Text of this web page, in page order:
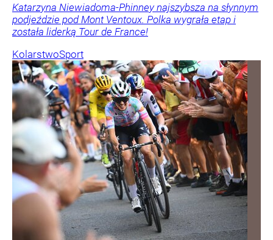
Katarzyna Niewiadoma-Phinney najszybsza na słynnym
podjeździe pod Mont Ventoux. Polka wygrała etap i
została liderką Tour de France!
KolarstwoSport